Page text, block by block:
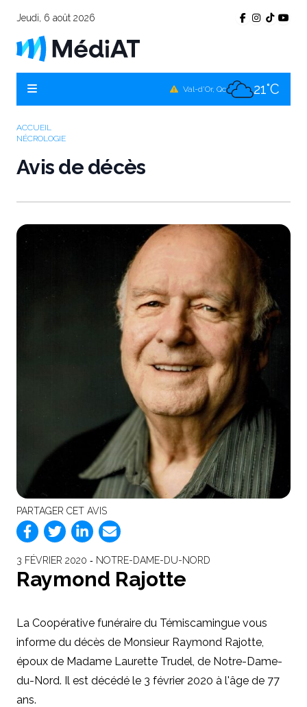
Jeudi, 6 août 2026
Val-d'Or, Qc 21°C
ACCUEIL
NÉCROLOGIE
Avis de décès
PARTAGER CET AVIS
3 FÉVRIER 2020 ‐ NOTRE-DAME-DU-NORD
Raymond Rajotte
La Coopérative funéraire du Témiscamingue vous
informe du décès de Monsieur Raymond Rajotte,
époux de Madame Laurette Trudel, de Notre-Dame-
du-Nord. Il est décédé le 3 février 2020 à l'âge de 77
ans.